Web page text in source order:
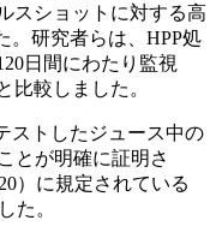
スショットに対する高
。研究者らは、HPP処
日間にわたり監視
比較しました。
ストしたジュース中の
とが明確に証明さ
）に規定されている
た。